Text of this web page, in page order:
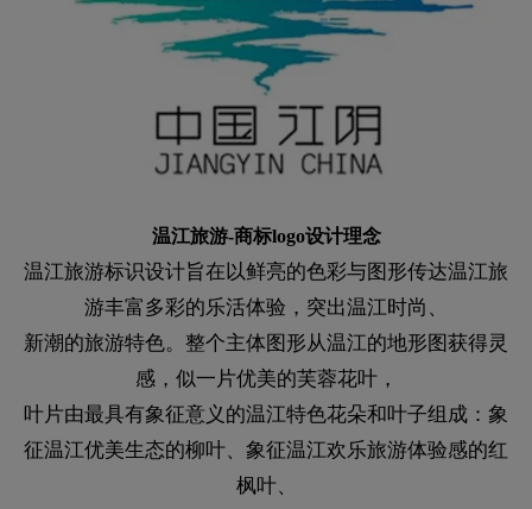
温江旅游-商标logo设计理念
温江旅游标识设计旨在以鲜亮的色彩与图形传达温江旅
游丰富多彩的乐活体验，突出温江时尚、
新潮的旅游特色。整个主体图形从温江的地形图获得灵
感，似一片优美的芙蓉花叶，
叶片由最具有象征意义的温江特色花朵和叶子组成：象
征温江优美生态的柳叶、象征温江欢乐旅游体验感的红
枫叶、